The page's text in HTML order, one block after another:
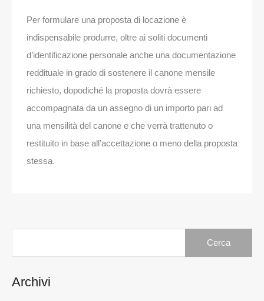
Per formulare una proposta di locazione è
indispensabile produrre, oltre ai soliti documenti
d’identificazione personale anche una documentazione
reddituale in grado di sostenere il canone mensile
richiesto, dopodiché la proposta dovrà essere
accompagnata da un assegno di un importo pari ad
una mensilità del canone e che verrà trattenuto o
restituito in base all’accettazione o meno della proposta
stessa.
Archivi